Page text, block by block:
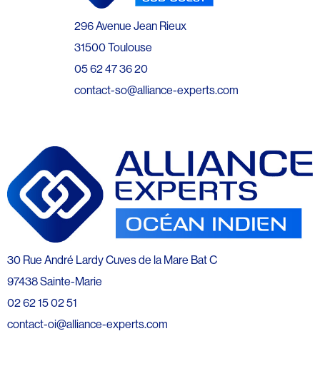
296 Avenue Jean Rieux
31500 Toulouse
05 62 47 36 20
contact-so@alliance-experts.com
30 Rue André Lardy Cuves de la Mare Bat C
97438 Sainte-Marie
02 62 15 02 51
contact-oi@alliance-experts.com